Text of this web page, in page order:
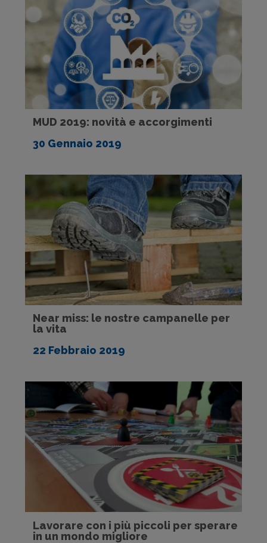
MUD 2019: novità e accorgimenti
30 Gennaio 2019
Near miss: le nostre campanelle per
la vita
22 Febbraio 2019
Lavorare con i più piccoli per sperare
in un mondo migliore